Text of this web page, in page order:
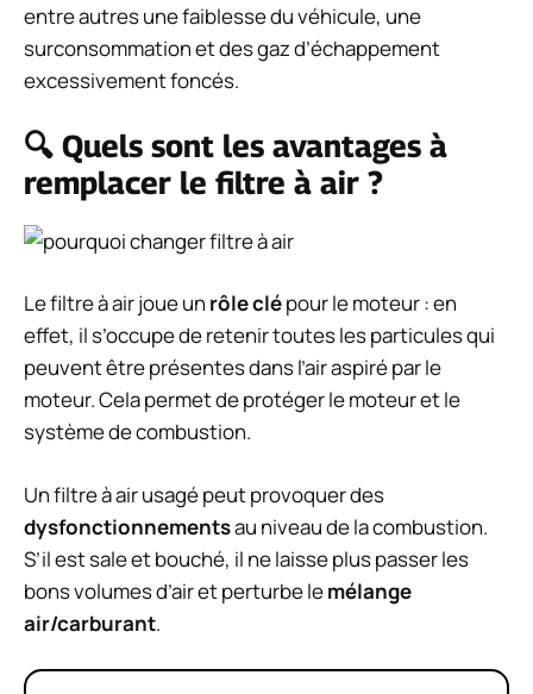
entre autres une faiblesse du véhicule, une
surconsommation et des gaz d’échappement
excessivement foncés.
🔍 Quels sont les avantages à
remplacer le filtre à air ?
Le filtre à air joue un rôle clépour le moteur : en
effet, il s’occupe de retenir toutes les particules qui
peuvent être présentes dans l’air aspiré par le
moteur. Cela permet de protéger le moteur et le
système de combustion.
Un filtre à air usagé peut provoquer des
dysfonctionnementsau niveau de la combustion.
S’il est sale et bouché, il ne laisse plus passer les
bons volumes d’air et perturbe lemélange
air/carburant.